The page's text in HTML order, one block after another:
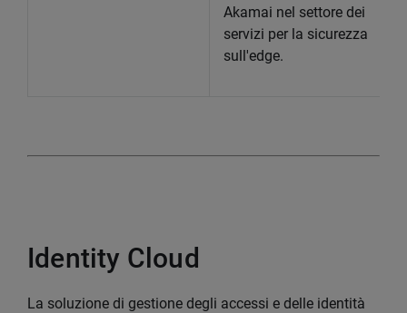
Akamai nel settore dei
servizi per la sicurezza
sull'edge.
Identity Cloud
La soluzione di gestione degli accessi e delle identità